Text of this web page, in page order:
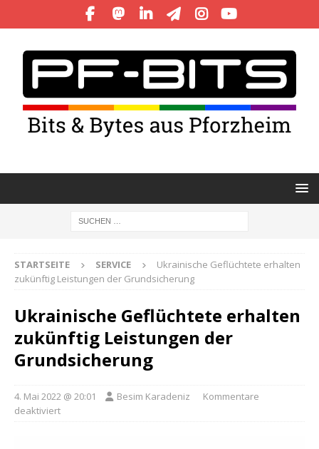
STARTSEITE SERVICE
Ukrainische Geflüchtete erhalten
zukünftig Leistungen der Grundsicherung
Ukrainische Geflüchtete erhalten
zukünftig Leistungen der
Grundsicherung
4. Mai 2022 @ 20:01 Besim Karadeniz
Kommentare
deaktiviert